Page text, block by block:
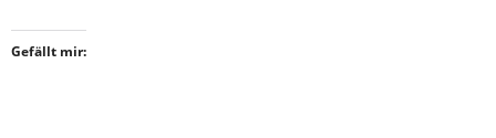
Gefällt mir: